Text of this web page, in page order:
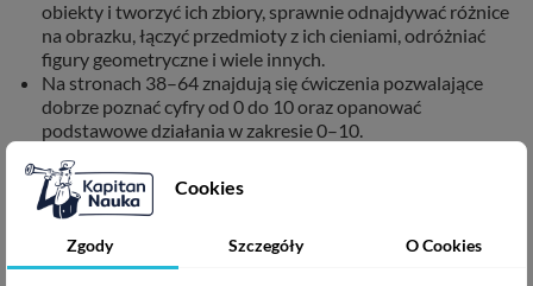
obiekty i tworzyć ich zbiory, sprawnie odnajdywać różnice
na obrazku, łączyć przedmioty z ich cieniami, odróżniać
figury geometryczne i wiele innych.
Na stronach 38–64 znajdują się ćwiczenia pozwalające
dobrze poznać cyfry od 0 do 10 oraz opanować
podstawowe działania w zakresie 0–10.
własnym tempie. Opanowanie podstaw matematyki
wymaga dużo treningu!
Dbajcie o to, aby każdej liczbie towarzyszył konkret (2 to
np. 2 banany, 2 jabłka lub 2 długopisy).
Nie zapomnijcie o dobrej zabawie!
Cookies
Zgody Szczegóły O Cookies